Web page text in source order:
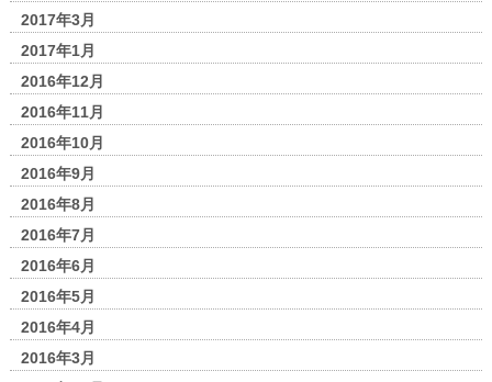
2017年3月
2017年1月
2016年12月
2016年11月
2016年10月
2016年9月
2016年8月
2016年7月
2016年6月
2016年5月
2016年4月
2016年3月